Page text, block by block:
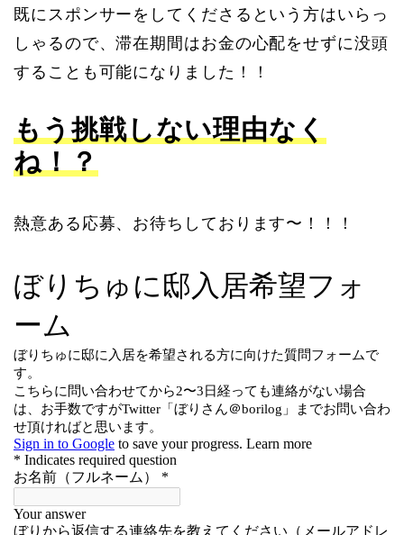
既にスポンサーをしてくださるという方はいらっ
しゃるので、滞在期間はお金の心配をせずに没頭
することも可能になりました！！
もう挑戦しない理由なく
ね！？
熱意ある応募、お待ちしております〜！！！